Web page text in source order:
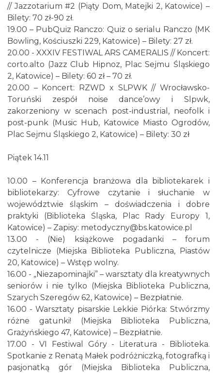
Koncert Sandry w Gliwicach
Gliwice
2026-10-16
21.67 km
Święto Ziół w pszczyńskim skansenie
Pszczyna
2026-08-15
28.38 km
Zimna Połówka & Ćwiartka czyli Extremalny
Półmaraton oraz Ćwierćmaraton Jurajski
Niegowonice
28.44 km
// Jazzotarium #2 (Piąty Dom, Matejki 2, Katowice) –
Bilety: 70 zł-90 zł.
19.00 – PubQuiz Ranczo: Quiz o serialu Ranczo (MK
Bowling, Kościuszki 229, Katowice) – Bilety: 27 zł.
20.00 - XXXIV FESTIWAL ARS CAMERALIS // Koncert:
corto.alto (Jazz Club Hipnoz, Plac Sejmu Śląskiego
2, Katowice) – Bilety: 60 zł – 70 zł.
20.00 – Koncert: RZWD x SLPWK // Wrocławsko-
Toruński zespół noise dance’owy i Slpwk,
zakorzeniony w scenach post-industrial, neofolk i
post-punk (Music Hub, Katowice Miasto Ogrodów,
Plac Sejmu Śląskiego 2, Katowice) – Bilety: 30 zł
Piątek 14.11
10.00 – Konferencja branżowa dla bibliotekarek i
bibliotekarzy: Cyfrowe czytanie i słuchanie w
województwie śląskim – doświadczenia i dobre
praktyki (Biblioteka Śląska, Plac Rady Europy 1,
Katowice) – Zapisy: metodyczny@bs.katowice.pl
13.00 - (Nie) książkowe pogadanki – forum
czytelnicze (Miejska Biblioteka Publiczna, Piastów
20, Katowice) – Wstęp wolny.
16.00 - „Niezapominajki” – warsztaty dla kreatywnych
seniorów i nie tylko (Miejska Biblioteka Publiczna,
Szarych Szeregów 62, Katowice) – Bezpłatnie.
16.00 - Warsztaty pisarskie Lekkie Piórka: Stwórzmy
różne gatunki! (Miejska Biblioteka Publiczna,
Grażyńskiego 47, Katowice) – Bezpłatnie.
17.00 - VI Festiwal Góry - Literatura - Biblioteka.
Spotkanie z Renatą Małek podróżniczką, fotografką i
pasjonatką gór (Miejska Biblioteka Publiczna,